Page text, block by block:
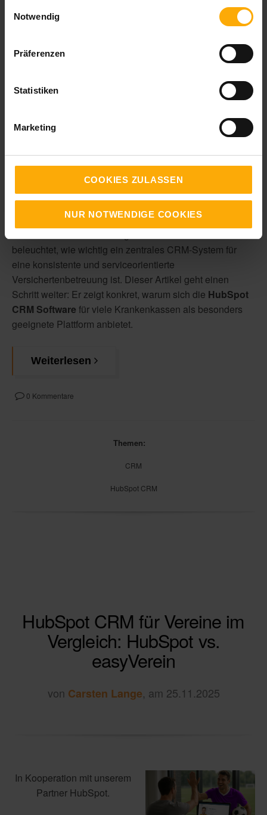
Notwendig
Präferenzen
Statistiken
Marketing
COOKIES ZULASSEN
NUR NOTWENDIGE COOKIES
von
Kundenerwartungen und
wachsender Effizienzdruck –
Krankenkassen
und Liechtenstein stehen vor der Aufgabe, ihreProzesse
Kommunikationswegegrundlegend zu
beleuchtet, wie wichtig ein zentrales CRM-System für
eine konsistente und serviceorientierte
Versichertenbetreuung ist. Dieser Artikel geht einen
Schritt weiter: Er zeigt konkret, warum sich die HubSpot
CRM Software für viele Krankenkassen als besonders
geeignete Plattform anbietet.
Weiterlesen
0 Kommentare
Themen:
CRM
HubSpot CRM
HubSpot CRM für Vereine im
Vergleich: HubSpot vs.
easyVerein
von Carsten Lange, am 25.11.2025
In Kooperation mit unserem
Partner HubSpot.